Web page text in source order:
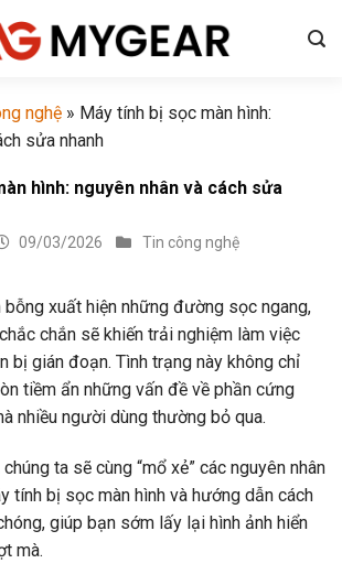
nghệ » Máy tính bị sọc màn hình:
sửa nhanh
hình: nguyên nhân và cách sửa
09/03/2026 Tin công nghệ
bỗng xuất hiện những đường sọc ngang,
chắn sẽ khiến trải nghiệm làm việc
bị gián đoạn. Tình trạng này không chỉ
tiềm ẩn những vấn đề về phần cứng
nhiều người dùng thường bỏ qua.
ta sẽ cùng “mổ xẻ” các nguyên nhân
tính bị sọc màn hình và hướng dẫn cách
giúp bạn sớm lấy lại hình ảnh hiển
mà.